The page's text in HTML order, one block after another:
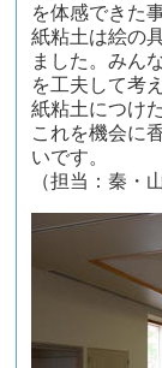
を体感できた
紙粘土は絵の
ました。みん
を工夫して考
紙粘土につけ
これを機会に
いです。
（担当：秦・